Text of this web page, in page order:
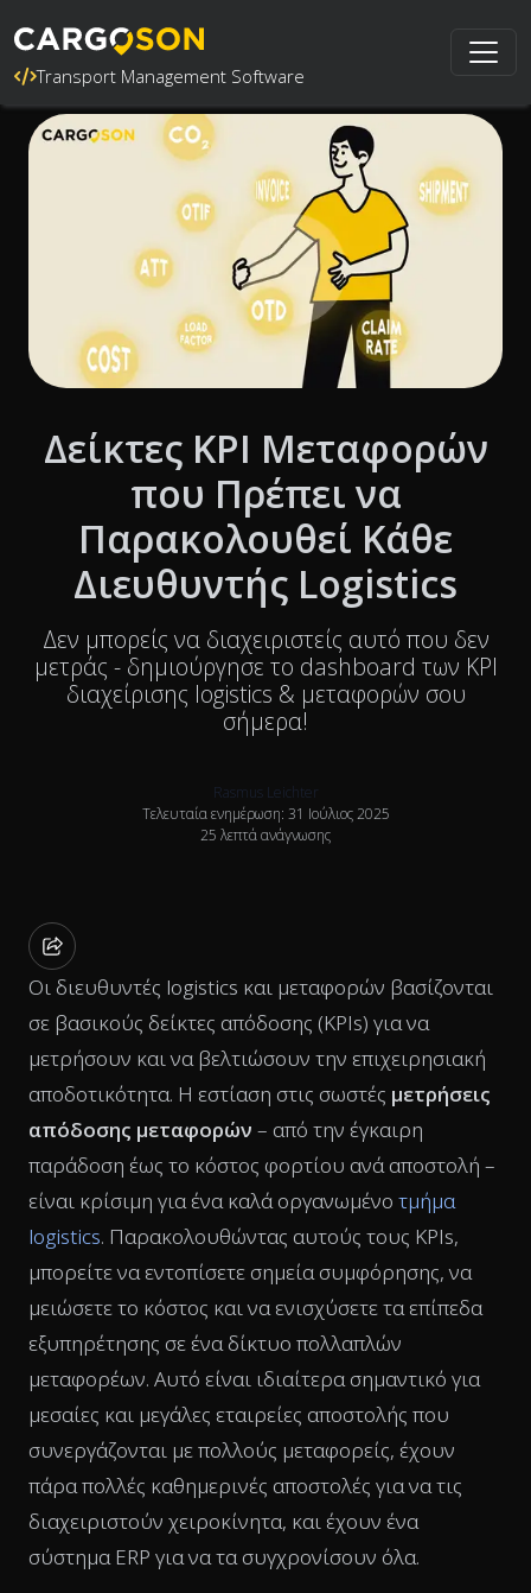
Transport Management Software
Δείκτες KPI Μεταφορών
που Πρέπει να
Παρακολουθεί Κάθε
Διευθυντής Logistics
Δεν μπορείς να διαχειριστείς αυτό που δεν
μετράς - δημιούργησε το dashboard των KPI
διαχείρισης logistics & μεταφορών σου
σήμερα!
Rasmus Leichter
Τελευταία ενημέρωση: 31 Ιούλιος 2025
25 λεπτά ανάγνωσης
Οι διευθυντές logistics και μεταφορών βασίζονται
σε βασικούς δείκτες απόδοσης (KPIs) για να
μετρήσουν και να βελτιώσουν την επιχειρησιακή
αποδοτικότητα. Η εστίαση στις σωστές μετρήσεις
απόδοσης μεταφορών – από την έγκαιρη
παράδοση έως το κόστος φορτίου ανά αποστολή –
είναι κρίσιμη για ένα καλά οργανωμένο τμήμα
logistics. Παρακολουθώντας αυτούς τους KPIs,
μπορείτε να εντοπίσετε σημεία συμφόρησης, να
μειώσετε το κόστος και να ενισχύσετε τα επίπεδα
εξυπηρέτησης σε ένα δίκτυο πολλαπλών
μεταφορέων. Αυτό είναι ιδιαίτερα σημαντικό για
μεσαίες και μεγάλες εταιρείες αποστολής που
συνεργάζονται με πολλούς μεταφορείς, έχουν
πάρα πολλές καθημερινές αποστολές για να τις
διαχειριστούν χειροκίνητα, και έχουν ένα
σύστημα ERP για να τα συγχρονίσουν όλα.